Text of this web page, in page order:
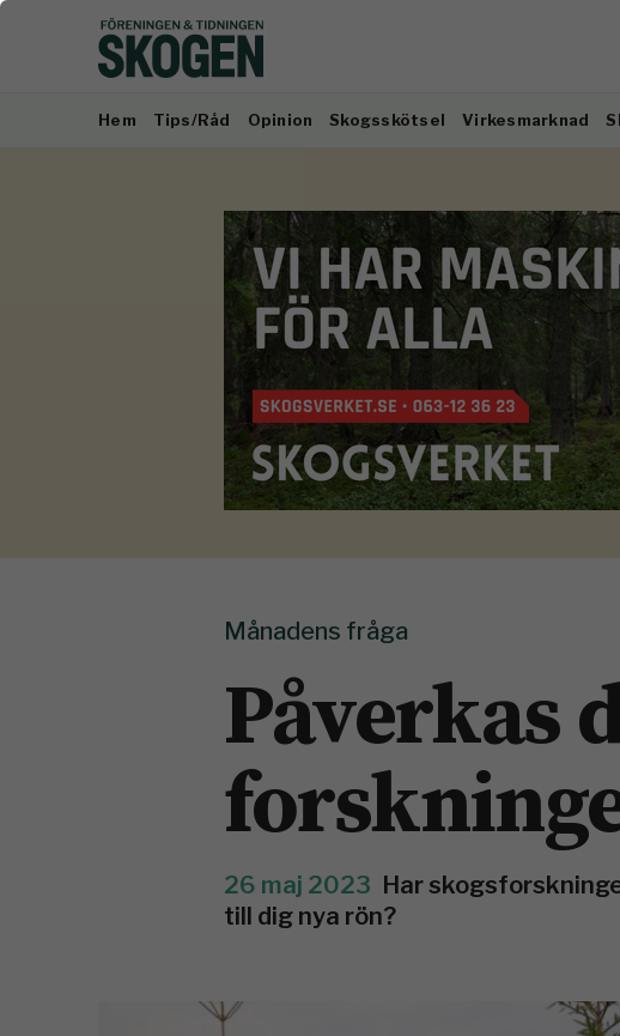
Hem Tips/Råd Opinion Skogsskötsel Virkesmarknad
Månadens fråga
Påverkas
26 maj 2023 Har
till dig nya rön?